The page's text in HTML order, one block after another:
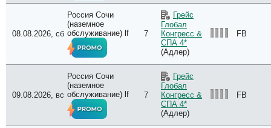
08.08.2026, сб
Россия Сочи
(наземное
обслуживание) lf
7
Грейс
Глобал
Конгресс &
СПА 4*
(Адлер)
FB
09.08.2026, вс
Россия Сочи
(наземное
обслуживание) lf
7
Грейс
Глобал
Конгресс &
СПА 4*
(Адлер)
FB